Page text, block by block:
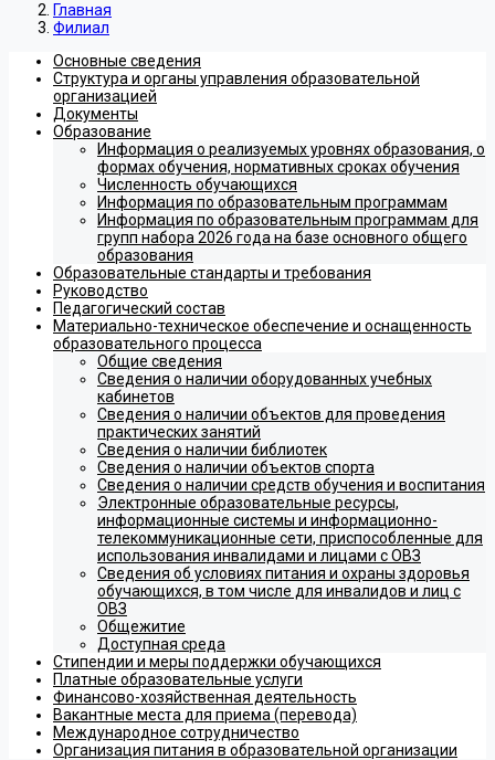
Главная
Филиал
Основные сведения
Структура и органы управления образовательной
организацией
Документы
Образование
Информация о реализуемых уровнях образования, о
формах обучения, нормативных сроках обучения
Численность обучающихся
Информация по образовательным программам
Информация по образовательным программам для
групп набора 2026 года на базе основного общего
образования
Образовательные стандарты и требования
Руководство
Педагогический состав
Материально-техническое обеспечение и оснащенность
образовательного процесса
Общие сведения
Сведения о наличии оборудованных учебных
кабинетов
Сведения о наличии объектов для проведения
практических занятий
Сведения о наличии библиотек
Сведения о наличии объектов спорта
Сведения о наличии средств обучения и воспитания
Электронные образовательные ресурсы,
информационные системы и информационно-
телекоммуникационные сети, приспособленные для
использования инвалидами и лицами с ОВЗ
Сведения об условиях питания и охраны здоровья
обучающихся, в том числе для инвалидов и лиц с
ОВЗ
Общежитие
Доступная среда
Стипендии и меры поддержки обучающихся
Платные образовательные услуги
Финансово-хозяйственная деятельность
Вакантные места для приема (перевода)
Международное сотрудничество
Организация питания в образовательной организации